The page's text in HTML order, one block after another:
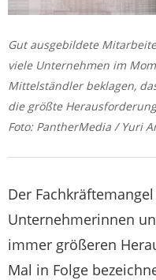
Gut ausgebildete
viele Unternehmen im
Mittelständler beklagen,
die größte
Foto: PantherMedia / Yuri
Der
Unternehmerinnen
immer größeren
Mal in Folge